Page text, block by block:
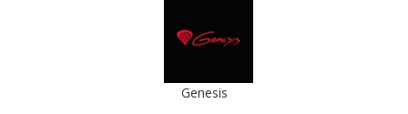
Genesis